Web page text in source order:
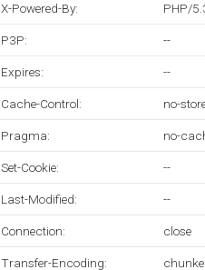
X-Powered-By: PHP/
P3P: --
Expires: --
Cache-Control: no-
Pragma: no-
Set-Cookie: --
Last-Modified: --
Connection: close
Transfer-Encoding: